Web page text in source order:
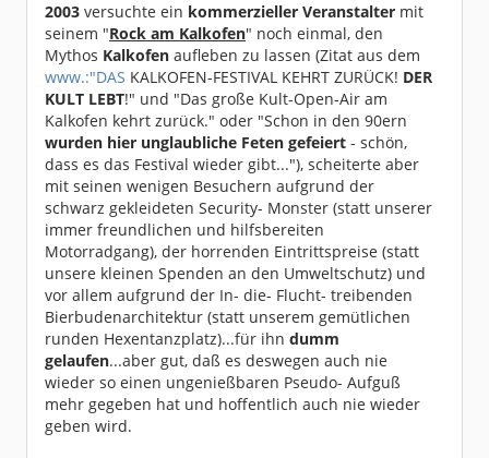
2003 versuchte ein kommerzieller Veranstalter mit
seinem "Rock am Kalkofen" noch einmal, den
Mythos Kalkofen aufleben zu lassen (Zitat aus dem
www.:"DAS KALKOFEN-FESTIVAL KEHRT ZURÜCK! DER
KULT LEBT!" und "Das große Kult-Open-Air am
Kalkofen kehrt zurück." oder "Schon in den 90ern
wurden hier unglaubliche Feten gefeiert - schön,
dass es das Festival wieder gibt..."), scheiterte aber
mit seinen wenigen Besuchern aufgrund der
schwarz gekleideten Security- Monster (statt unserer
immer freundlichen und hilfsbereiten
Motorradgang), der horrenden Eintrittspreise (statt
unsere kleinen Spenden an den Umweltschutz) und
vor allem aufgrund der In- die- Flucht- treibenden
Bierbudenarchitektur (statt unserem gemütlichen
runden Hexentanzplatz)...für ihn dumm
gelaufen...aber gut, daß es deswegen auch nie
wieder so einen ungenießbaren Pseudo- Aufguß
mehr gegeben hat und hoffentlich auch nie wieder
geben wird.